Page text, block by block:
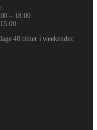
– 18:00
48 timer i weekender.